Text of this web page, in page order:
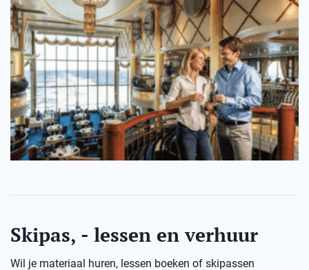
Skipas, - lessen en verhuur
Wil je materiaal huren, lessen boeken of skipassen